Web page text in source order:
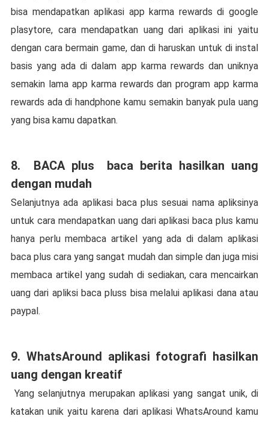
bisa mendapatkan aplikasi app karma rewards di google
plasytore, cara mendapatkan uang dari aplikasi ini yaitu
dengan cara bermain game, dan di haruskan untuk di instal
basis yang ada di dalam app karma rewards dan uniknya
semakin lama app karma rewards dan program app karma
rewards ada di handphone kamu semakin banyak pula uang
yang bisa kamu dapatkan.
8. BACA plus baca berita hasilkan uang
dengan mudah
Selanjutnya ada aplikasi baca plus sesuai nama apliksinya
untuk cara mendapatkan uang dari aplikasi baca plus kamu
hanya perlu membaca artikel yang ada di dalam aplikasi
baca plus cara yang sangat mudah dan simple dan juga misi
membaca artikel yang sudah di sediakan, cara mencairkan
uang dari apliksi baca pluss bisa melalui aplikasi dana atau
paypal.
9. WhatsAround aplikasi fotografi hasilkan
uang dengan kreatif
Yang selanjutnya merupakan aplikasi yang sangat unik, di
katakan unik yaitu karena dari aplikasi WhatsAround kamu